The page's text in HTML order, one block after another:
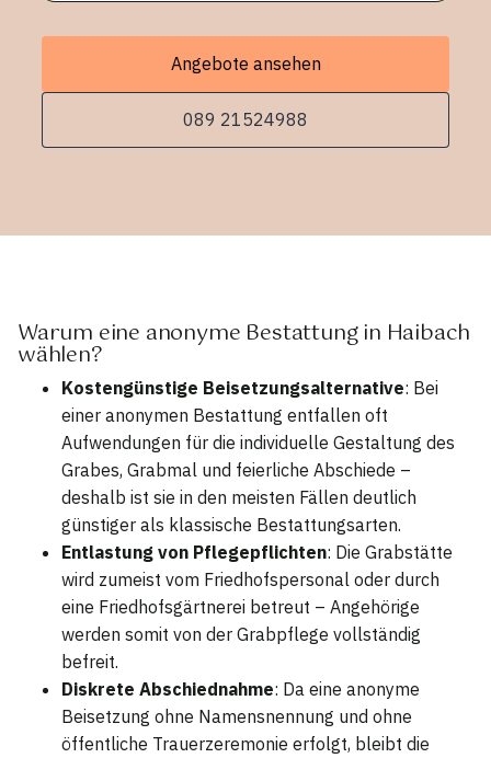
Angebote ansehen
089 21524988
Warum eine anonyme Bestattung in Haibach
wählen?
Kostengünstige Beisetzungsalternative: Bei
einer anonymen Bestattung entfallen oft
Aufwendungen für die individuelle Gestaltung des
Grabes, Grabmal und feierliche Abschiede –
deshalb ist sie in den meisten Fällen deutlich
günstiger als klassische Bestattungsarten.
Entlastung von Pflegepflichten: Die Grabstätte
wird zumeist vom Friedhofspersonal oder durch
eine Friedhofsgärtnerei betreut – Angehörige
werden somit von der Grabpflege vollständig
befreit.
Diskrete Abschiednahme: Da eine anonyme
Beisetzung ohne Namensnennung und ohne
öffentliche Trauerzeremonie erfolgt, bleibt die